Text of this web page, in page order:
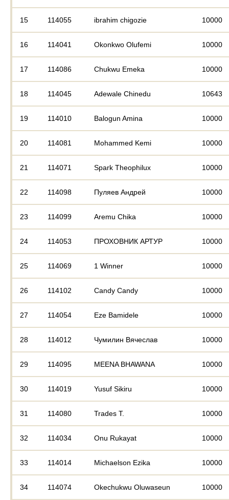
15 114055 ibrahim chigozie 10000
16 114041 Okonkwo Olufemi 10000
17 114086 Chukwu Emeka 10000
18 114045 Adewale Chinedu 10643
19 114010 Balogun Amina 10000
20 114081 Mohammed Kemi 10000
21 114071 Spark Theophilux 10000
22 114098 Пуляев Андрей 10000
23 114099 Aremu Chika 10000
24 114053 ПРОХОВНИК АРТУР 10000
25 114069 1 Winner 10000
26 114102 Candy Candy 10000
27 114054 Eze Bamidele 10000
28 114012 Чумилин Вячеслав 10000
29 114095 MEENA BHAWANA 10000
30 114019 Yusuf Sikiru 10000
31 114080 Trades T. 10000
32 114034 Onu Rukayat 10000
33 114014 Michaelson Ezika 10000
34 114074 Okechukwu Oluwaseun 10000